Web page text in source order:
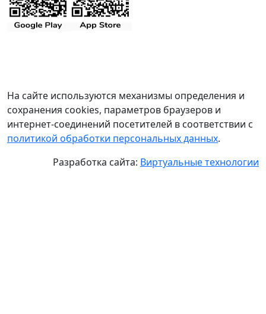
На сайте используются механизмы определения и
сохранения cookies, параметров браузеров и
интернет-соединений посетителей в соответствии с
политикой обработки персональных данных.
Разработка сайта: Виртуальные технологии